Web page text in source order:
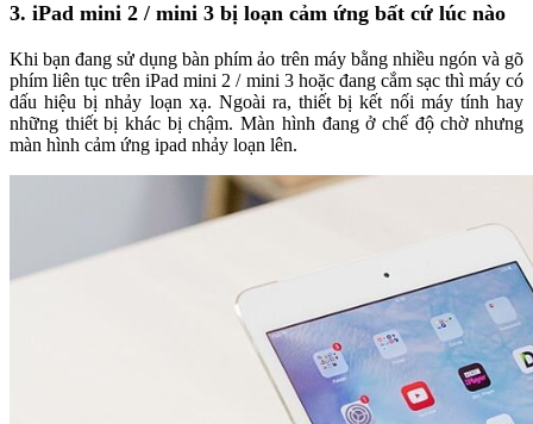
3. iPad mini 2 / mini 3 bị loạn cảm ứng bất cứ lúc nào
Khi bạn đang sử dụng bàn phím ảo trên máy bằng nhiều ngón và gõ
phím liên tục trên iPad mini 2 / mini 3 hoặc đang cắm sạc thì máy có
dấu hiệu bị nhảy loạn xạ. Ngoài ra, thiết bị kết nối máy tính hay
những thiết bị khác bị chậm. Màn hình đang ở chế độ chờ nhưng
màn hình cảm ứng ipad nhảy loạn lên.